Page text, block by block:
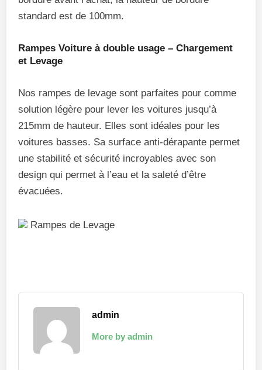
standard est de 100mm.
Rampes Voiture à double usage – Chargement
et Levage
Nos rampes de levage sont parfaites pour comme
solution légère pour lever les voitures jusqu’à
215mm de hauteur. Elles sont idéales pour les
voitures basses. Sa surface anti-dérapante permet
une stabilité et sécurité incroyables avec son
design qui permet à l’eau et la saleté d’être
évacuées.
Rampes de Levage
admin
More by admin